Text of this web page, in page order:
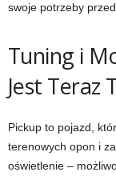
swoje potrzeby
Tuning i
Jest Teraz
Pickup to pojazd,
terenowych opon i
oświetlenie –